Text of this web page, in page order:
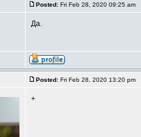
Posted: Fri Feb 28, 2020 09:25 am
Да.
Posted: Fri Feb 28, 2020 13:20 pm
+